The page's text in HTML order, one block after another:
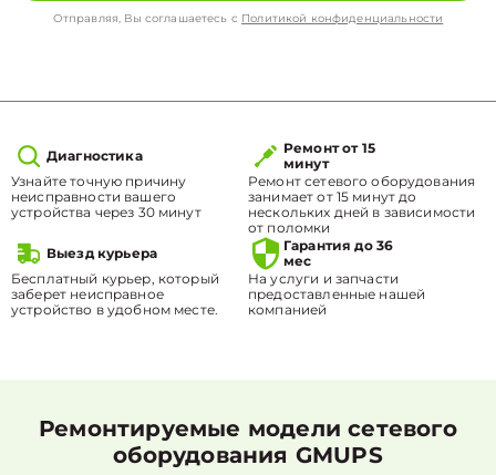
Отправляя, Вы соглашаетесь с Политикой конфиденциальности
Диагностика
Узнайте точную причину
неисправности вашего
устройства через 30 минут
Ремонт от 15
минут
Ремонт сетевого оборудования
занимает от 15 минут до
нескольких дней в зависимости
от поломки
Выезд курьера
Бесплатный курьер, который
заберет неисправное
устройство в удобном месте.
Гарантия до 36
мес
На услуги и запчасти
предоставленные нашей
компанией
Ремонтируемые модели сетевого
оборудования GMUPS